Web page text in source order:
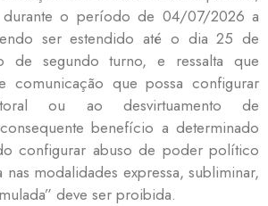
durante o período de 04/07/2026 a
ser estendido até o dia 25 de
de segundo turno, e ressalta que
comunicação que possa configurar
ou ao desvirtuamento de
benefício a determinado
configurar abuso de poder político
modalidades expressa, subliminar,
deve ser proibida.